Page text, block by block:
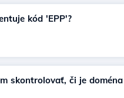
kód 'EPP'?
skontrolovať, či je